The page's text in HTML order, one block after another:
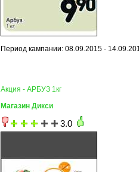
Период кампании: 08.09.2015 -
Акция - АРБУЗ 1кг
Магазин Дикси
3.0